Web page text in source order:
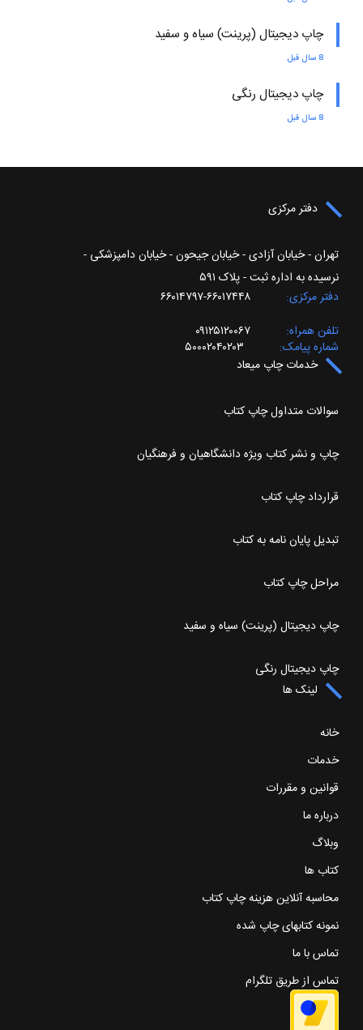
چاپ دیجیتال (پرینت) سیاه و سفید
8 سال قبل
چاپ دیجیتال رنگی
8 سال قبل
دفتر مرکزی
تهران - خیابان آزادی - خیابان جیحون - خیابان دامپزشکی -
نرسیده به اداره ثبت - پلاک ۵۹۱
دفتر مرکزی
۶۶۰۱۷۴۴۸-۶۶۰۱۴۷۹۷
تلفن همراه
۰۹۱۲۵۱۲۰۰۶۷
شماره پیامک
۵۰۰۰۲۰۴۰۲۰۳
خدمات چاپ میعاد
سوالات متداول چاپ کتاب
چاپ و نشر کتاب ویژه دانشگاهیان و فرهنگیان
قرارداد چاپ کتاب
تبدیل پایان نامه به کتاب
مراحل چاپ کتاب
چاپ دیجیتال (پرینت) سیاه و سفید
چاپ دیجیتال رنگی
لینک ها
خانه
خدمات
قوانین و مقررات
درباره ما
وبلاگ
کتاب ها
محاسبه آنلاین هزینه چاپ کتاب
نمونه کتابهای چاپ شده
تماس با ما
تماس از طریق تلگرام